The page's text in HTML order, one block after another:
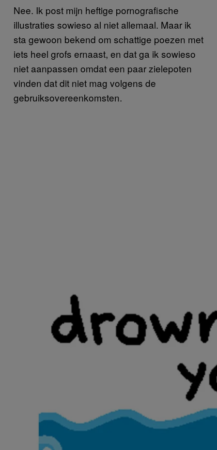
Nee. Ik post mijn heftige pornografische
illustraties sowieso al niet allemaal. Maar ik
sta gewoon bekend om schattige poezen met
iets heel grofs ernaast, en dat ga ik sowieso
niet aanpassen omdat een paar zielepoten
vinden dat dit niet mag volgens de
gebruiksovereenkomsten.